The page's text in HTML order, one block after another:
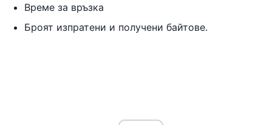
Време за връзка
Броят изпратени и получени байтове.